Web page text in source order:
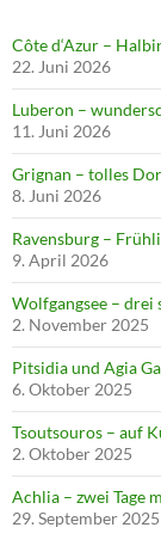
Côte d‘Azur –
22. Juni 2026
Luberon –
11. Juni 2026
Grignan – tolles
8. Juni 2026
Ravensburg –
9. April 2026
Wolfgangsee – drei
2. November 2025
Pitsidia und Agia
6. Oktober 2025
Tsoutsouros – auf
2. Oktober 2025
Achlia – zwei Tage
29. September 2025